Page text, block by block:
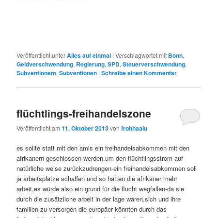
Veröffentlicht unterAlles auf einmal |Verschlagwortet mit Bonn,
Geldverschwendung, Regierung,SPD,Steuerverschwendung,
Subventionem,Subventionen |Schreibe einen Kommentar
flüchtlings-freihandelszone
Veröffentlicht am11. Oktober 2013vonfrohhaalu
es sollte statt mit den amis ein freihandelsabkommen mit den
afrikanern geschlossen werden,um den flüchtlingsstrom auf
natürliche weise zurückzudrengen-ein freihandelsabkommen soll
ja arbeitsplätze schaffen und so hätten die afrikaner mehr
arbeit,es würde also ein grund für die flucht wegfallen-da sie
durch die zusätzliche arbeit in der lage wären,sich und ihre
familien zu versorgen-die europäer könnten durch das